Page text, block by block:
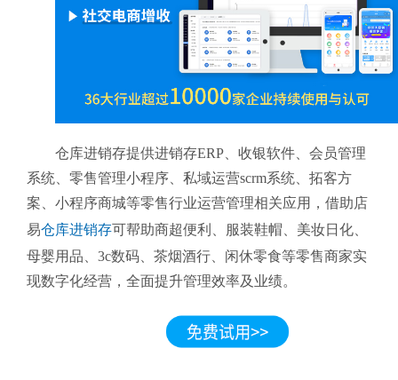
仓库进销存提供进销存ERP、收银软件、会员管理
系统、零售管理小程序、私域运营scrm系统、拓客方
案、小程序商城等零售行业运营管理相关应用，借助店
易仓库进销存可帮助商超便利、服装鞋帽、美妆日化、
母婴用品、3c数码、茶烟酒行、闲休零食等零售商家实
现数字化经营，全面提升管理效率及业绩。